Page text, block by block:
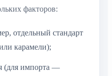
факторов:
отдельный стандарт
карамели);
(для импорта —